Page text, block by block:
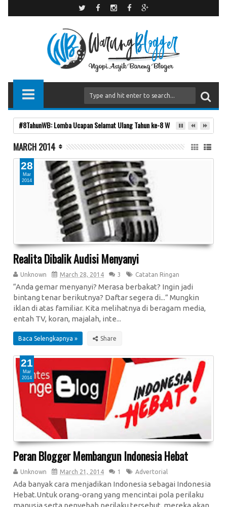
#8TahunWB: Lomba Ucapan Selamat Ulang Tahun ke-8 Warung Blogger
MARCH 2014
Realita Dibalik Audisi Menyanyi
Unknown March 28, 2014 3 Catatan Ringan
“Anda gemar menyanyi? Merasa berbakat? Ingin jadi
bintang tenar berikutnya? Daftar segera di...” Mungkin
iklan di atas familiar. Kita melihatnya di beragam media,
entah TV, koran, majalah, inte...
Baca Selengkapnya »
28
Mar
2014
Peran Blogger Membangun Indonesia Hebat
Unknown March 21, 2014 1 Advertorial
Ada banyak cara menjadikan Indonesia sebagai Indonesia
Hebat.Untuk orang-orang yang mencintai pola perilaku
manusia serta penyebab perilaku tersebut, mereka akan
21
Mar
2014